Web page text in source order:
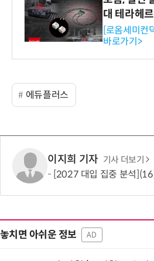
대 테라헤
스 개발
[로옴세미컨
바로가기>
에듀플러스
이지희 기자 기사 더보기
[2027 대입 집중 분석](16)의대 정원 490명 늘었지만
놓치면 아쉬운 정보 AD